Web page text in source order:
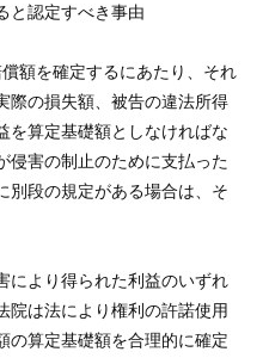
と認定すべき事由
額を確定するにあたり、それ
際の損失額、被告の違法所得
を算定基礎額としなければな
侵害の制止のために支払った
別段の規定がある場合は、そ
により得られた利益のいずれ
院は法により権利の許諾使用
の算定基礎額を合理的に確定